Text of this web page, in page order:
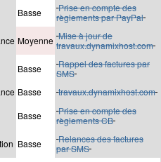
Basse
Prise en compte des
règlements par PayPal
Moyenne Mise à jour de
travaux.dynamixhost.com
Basse
Rappel des factures par
SMS
Basse travaux.dynamixhost.com
Basse
Prise en compte des
règlements CB
Basse
Relances des factures
par SMS